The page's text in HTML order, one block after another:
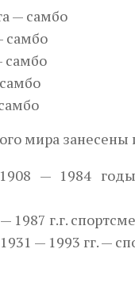
— самбо
самбо
самбо
мира
— 1984
г.г.
— 1993 гг. —